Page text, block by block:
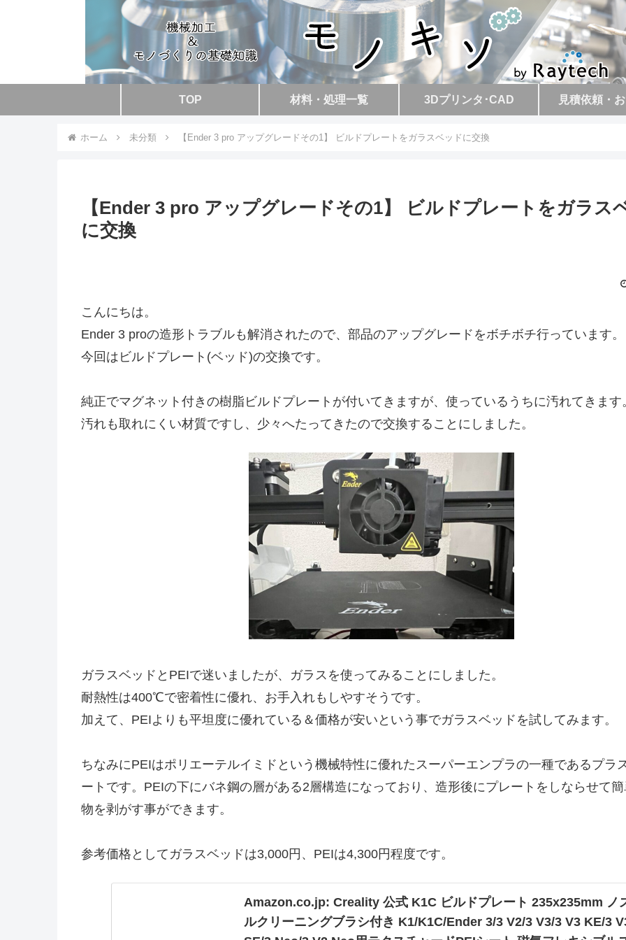
TOP 材料・処理一覧 3Dプリンタ･CAD 見積依頼・
ホーム 未分類 【Ender 3 pro アップグレードその1】 ビルドプレートをガラスベッドに交換
【Ender 3 pro アップグレードその1】 ビルドプレートをガラス
に交換
こんにちは。
Ender 3 proの造形トラブルも解消されたので、部品のアップグレードをボチボチ行っています。
今回はビルドプレート(ベッド)の交換です。
純正でマグネット付きの樹脂ビルドプレートが付いてきますが、使っているうちに汚れてきます
汚れも取れにくい材質ですし、少々へたってきたので交換することにしました。
ガラスベッドとPEIで迷いましたが、ガラスを使ってみることにしました。
耐熱性は400℃で密着性に優れ、お手入れもしやすそうです。
加えて、PEIよりも平坦度に優れている＆価格が安いという事でガラスベッドを試してみます。
ちなみにPEIはポリエーテルイミドという機械特性に優れたスーパーエンプラの一種であるプラ
ートです。PEIの下にバネ鋼の層がある2層構造になっており、造形後にプレートをしならせて
物を剥がす事ができます。
参考価格としてガラスベッドは3,000円、PEIは4,300円程度です。
Amazon.co.jp: Creality 公式 K1C ビルドプレート 235x235mm ノ
ルクリーニングブラシ付き K1/K1C/Ender 3/3 V2/3 V3/3 V3 KE/3